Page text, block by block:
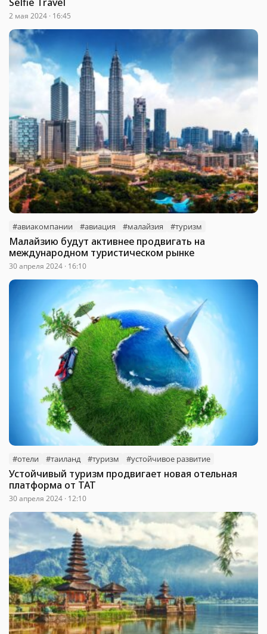
2 мая 2024 · 16:45
#авиакомпании #авиация #малайзия #туризм
Малайзию будут активнее продвигать на
международном туристическом рынке
30 апреля 2024 · 16:10
#отели #таиланд #туризм #устойчивое развитие
Устойчивый туризм продвигает новая отельная
платформа от ТАТ
30 апреля 2024 · 12:10